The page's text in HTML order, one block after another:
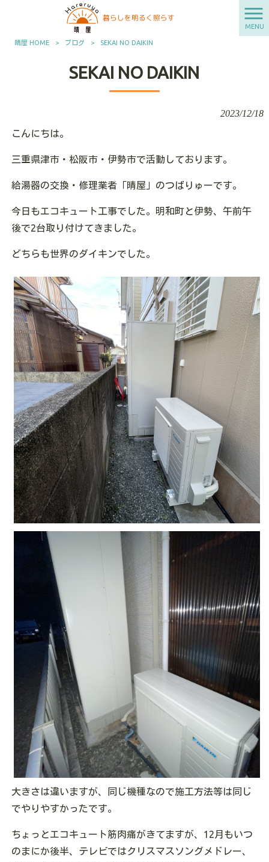
MENU
晴屋 HOME > ブログ > SEKAI NO DAIKIN
SEKAI NO DAIKIN
2023/12/18
こんにちは。
三重県津市・松阪市・伊勢市で活動しております。
給湯器の交換・修理業者「晴屋」のつばりゅーです。
今日もエコキュート工事でした。明和町と伊勢、午前午
後で2台取り付けてきました。
どちらも世界のダイキンでした。
大きさは違いますが、同じ機種なので施工方法等は同じ
でやりやすかったです。
ちょっとエコキュート筋肉痛がきてますが、12月もいつ
のまにか後半、テレビではクリスマスソングメドレー、